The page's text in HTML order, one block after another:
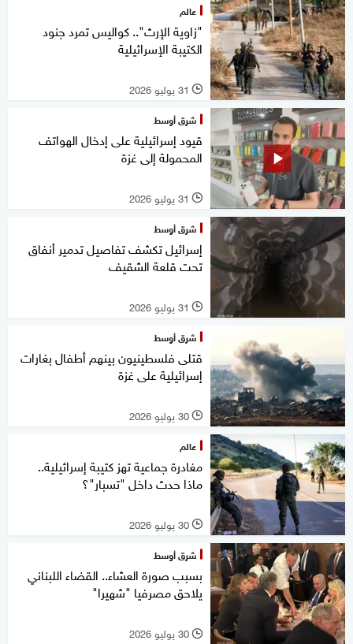
عالم
"زاوية الإرث".. كواليس تمرد جنود
الكتيبة الإسرائيلية
l 31 يوليو 2026
شرق أوسط
قيود إسرائيلية على إدخال الهواتف
المحمولة إلى غزة
l 31 يوليو 2026
شرق أوسط
إسرائيل تكشف تفاصيل تدمير أنفاق
تحت قلعة الشقيف
l 31 يوليو 2026
شرق أوسط
قتلى فلسطينيون بينهم أطفال بغارات
إسرائيلية على غزة
l 30 يوليو 2026
عالم
مغادرة جماعية تهز كتيبة إسرائيلية..
ماذا حدث داخل "تسبار"؟
l 30 يوليو 2026
شرق أوسط
بسبب صورة العشاء.. القضاء اللبناني
يلاحق مصرفيا "شهيرا"
l 30 يوليو 2026